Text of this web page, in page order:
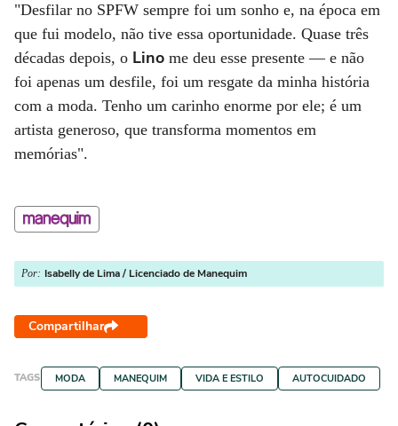
"Desfilar no SPFW sempre foi um sonho e, na época em
que fui modelo, não tive essa oportunidade. Quase três
décadas depois, o Lino me deu esse presente — e não
foi apenas um desfile, foi um resgate da minha história
com a moda. Tenho um carinho enorme por ele; é um
artista generoso, que transforma momentos em
memórias".
Por: Isabelly de Lima / Licenciado de Manequim
Compartilhar
TAGS MODA MANEQUIM VIDA E ESTILO AUTOCUIDADO